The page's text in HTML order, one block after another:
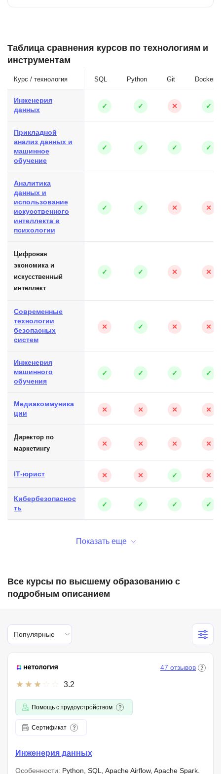
Таблица сравнения курсов по технологиям и
инструментам
Курс / технология SQL Python Git Docker
Инженерия
данных
✓ ✓ ✕ ✓
Прикладной
анализ данных и
машинное
обучение
✓ ✓ ✓ ✓
Аналитика
данных и
использование
искусственного
интеллекта в
психологии
✓ ✓ ✕ ✕
Цифровая
экономика и
искусственный
интеллект
✓ ✓ ✕ ✕
Современные
технологии
безопасных
систем
✕ ✓ ✕ ✕
Инженерия
машинного
обучения
✓ ✓ ✓ ✓
Медиакоммуника
ции
✕ ✕ ✕ ✕
Директор по
маркетингу
✕ ✕ ✕ ✕
IT‑юрист ✕ ✕ ✓ ✕
Кибербезопаснос
ть
✓ ✓ ✓ ✓
Показать еще
Все курсы по высшему образованию с
подробным описанием
Популярные
3.2
47 отзывов
Помощь с трудоустройством
Сертификат
Инженерия данных
Особенности: Python, SQL, Apache Airflow, Apache Spark.